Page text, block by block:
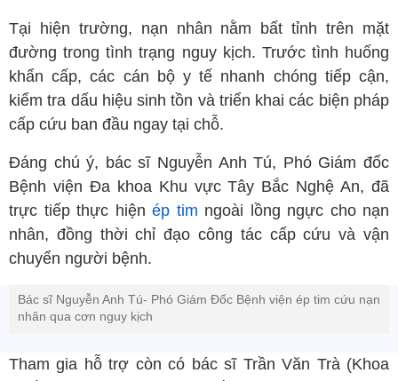
Tại hiện trường, nạn nhân nằm bất tỉnh trên mặt
đường trong tình trạng nguy kịch. Trước tình huống
khẩn cấp, các cán bộ y tế nhanh chóng tiếp cận,
kiểm tra dấu hiệu sinh tồn và triển khai các biện pháp
cấp cứu ban đầu ngay tại chỗ.
Đáng chú ý, bác sĩ Nguyễn Anh Tú, Phó Giám đốc
Bệnh viện Đa khoa Khu vực Tây Bắc Nghệ An, đã
trực tiếp thực hiện ép tim ngoài lồng ngực cho nạn
nhân, đồng thời chỉ đạo công tác cấp cứu và vận
chuyển người bệnh.
Bác sĩ Nguyễn Anh Tú- Phó Giám Đốc Bệnh viện ép tim cứu nạn
nhân qua cơn nguy kịch
Tham gia hỗ trợ còn có bác sĩ Trần Văn Trà (Khoa